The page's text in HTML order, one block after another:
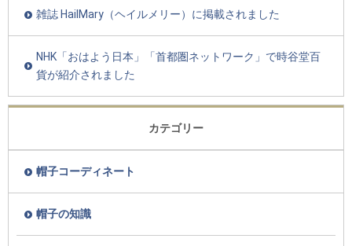
雑誌 HailMary（ヘイルメリー）に掲載されました
NHK「おはよう日本」「首都圏ネットワーク」で時谷堂百
貨が紹介されました
カテゴリー
帽子コーディネート
帽子の知識